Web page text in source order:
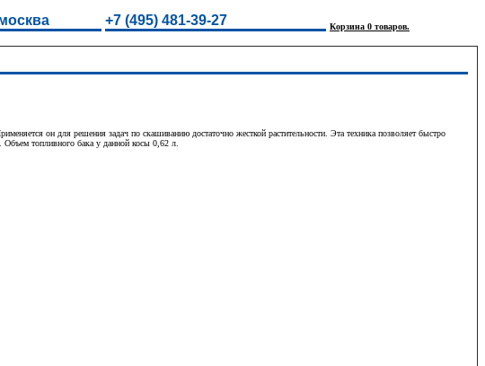
+7 (495) 481-39-27 Корзина 0 товаров.
он для решения задач по скашиванию достаточно жесткой растительности. Эта техника позволяет быстро
топливного бака у данной косы 0,62 л.